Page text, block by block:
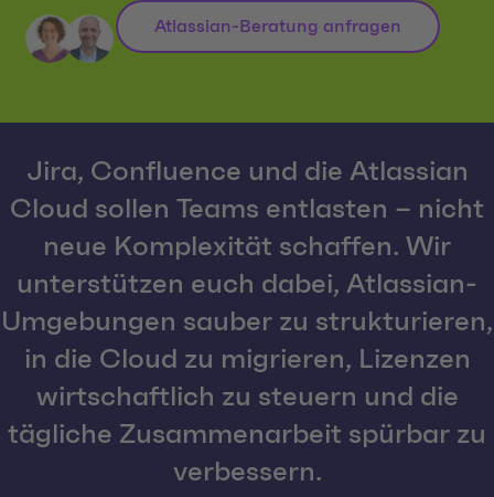
Atlassian-Beratung anfragen
Jira, Confluence und die Atlassian
Cloud sollen Teams entlasten – nicht
neue Komplexität schaffen. Wir
unterstützen euch dabei, Atlassian-
Umgebungen sauber zu strukturieren,
in die Cloud zu migrieren, Lizenzen
wirtschaftlich zu steuern und die
tägliche Zusammenarbeit spürbar zu
verbessern.